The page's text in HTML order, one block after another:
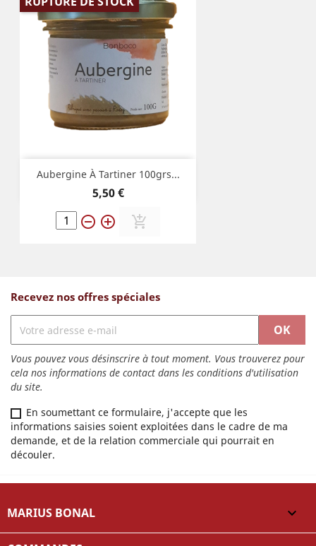
Aubergine À Tartiner 100grs...
Prix
5,50 €
remove_circle_outline add_circle_outline add_shopping_cart
Recevez nos offres spéciales
Vous pouvez vous désinscrire à tout moment. Vous trouverez pour
cela nos informations de contact dans les conditions d'utilisation
du site.
En soumettant ce formulaire, j'accepte que les
informations saisies soient exploitées dans le cadre de ma
demande, et de la relation commerciale qui pourrait en
découler.
MARIUS BONAL 